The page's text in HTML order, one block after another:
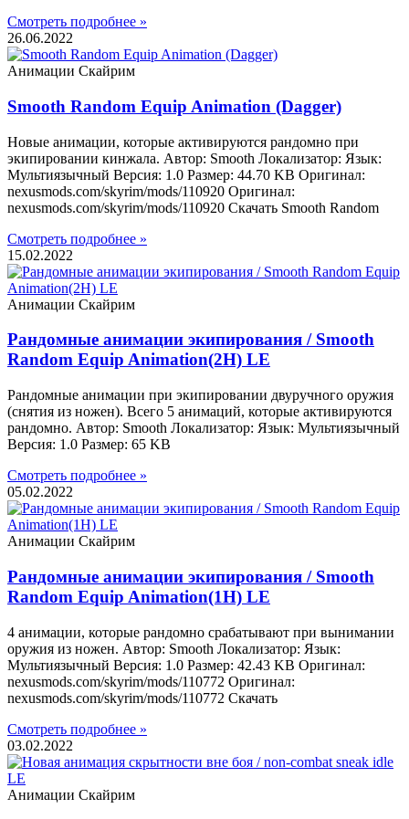
Смотреть подробнее »
26.06.2022
Анимации Скайрим
Smooth Random Equip Animation (Dagger)
Новые анимации, которые активируются рандомно при
экипировании кинжала. Автор: Smooth Локализатор: Язык:
Мультиязычный Версия: 1.0 Размер: 44.70 KB Оригинал:
nexusmods.com/skyrim/mods/110920 Оригинал:
nexusmods.com/skyrim/mods/110920 Скачать Smooth Random
Смотреть подробнее »
15.02.2022
Анимации Скайрим
Рандомные анимации экипирования / Smooth
Random Equip Animation(2H) LE
Рандомные анимации при экипировании двуручного оружия
(снятия из ножен). Всего 5 анимаций, которые активируются
рандомно. Автор: Smooth Локализатор: Язык: Мультиязычный
Версия: 1.0 Размер: 65 KB
Смотреть подробнее »
05.02.2022
Анимации Скайрим
Рандомные анимации экипирования / Smooth
Random Equip Animation(1H) LE
4 анимации, которые рандомно срабатывают при вынимании
оружия из ножен. Автор: Smooth Локализатор: Язык:
Мультиязычный Версия: 1.0 Размер: 42.43 KB Оригинал:
nexusmods.com/skyrim/mods/110772 Оригинал:
nexusmods.com/skyrim/mods/110772 Скачать
Смотреть подробнее »
03.02.2022
Анимации Скайрим